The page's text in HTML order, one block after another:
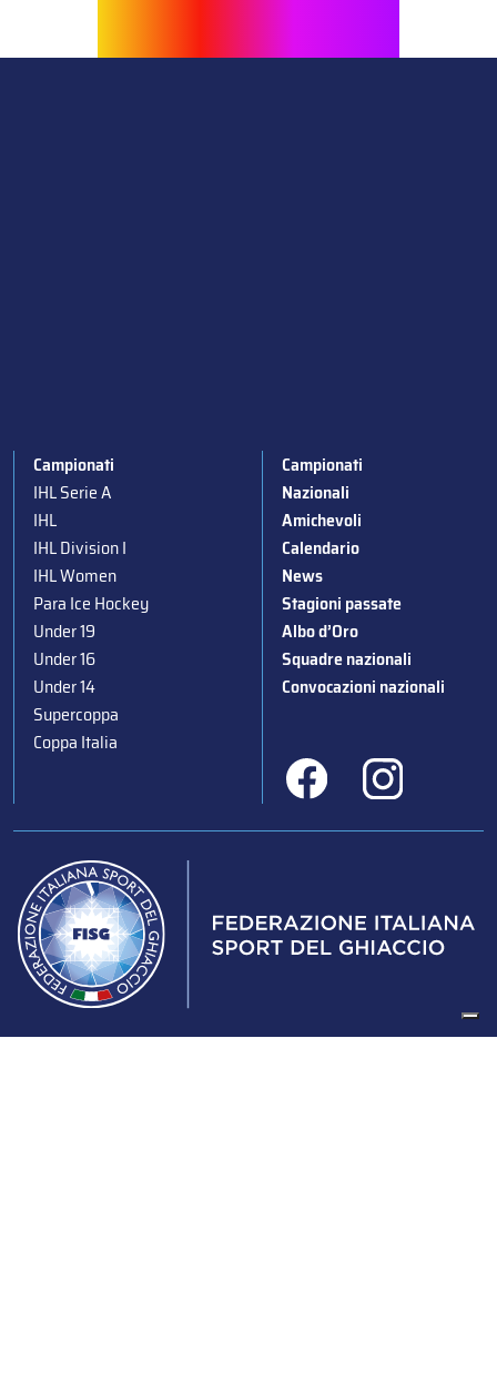
Campionati
IHL Serie A
IHL
IHL Division I
IHL Women
Para Ice Hockey
Under 19
Under 16
Under 14
Supercoppa
Coppa Italia
Campionati
Nazionali
Amichevoli
Calendario
News
Stagioni passate
Albo d’Oro
Squadre nazionali
Convocazioni nazionali